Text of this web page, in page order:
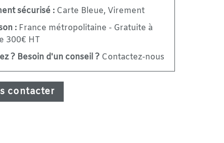
sécurisé :Carte Bleue, Virement
:France métropolitaine - Gratuite à
300€ HT
? Besoin d'un conseil ?Contactez-nous
contacter